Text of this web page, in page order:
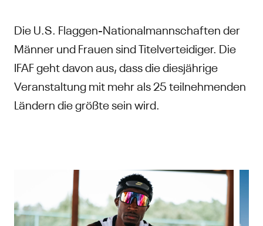
Die U.S. Flaggen-Nationalmannschaften der
Männer und Frauen sind Titelverteidiger. Die
IFAF geht davon aus, dass die diesjährige
Veranstaltung mit mehr als 25 teilnehmenden
Ländern die größte sein wird.